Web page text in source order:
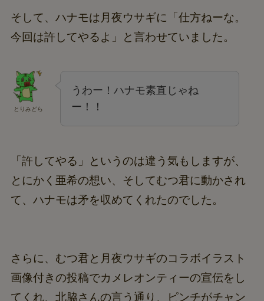
そして、ハナモは月夜ウサギに「仕方ねーな。
今回は許してやるよ」と言わせていました。
とりみどら
うわー！ハナモ素直じゃね
ー！！
「許してやる」というのは違う気もしますが、
とにかく亜希の想い、そしてむつ君に動かされ
て、ハナモは矛を収めてくれたのでした。
さらに、むつ君と月夜ウサギのコラボイラスト
画像付きの投稿でカメレオンティーの宣伝をし
てくれ、北脇さんの言う通り、ピンチがチャン